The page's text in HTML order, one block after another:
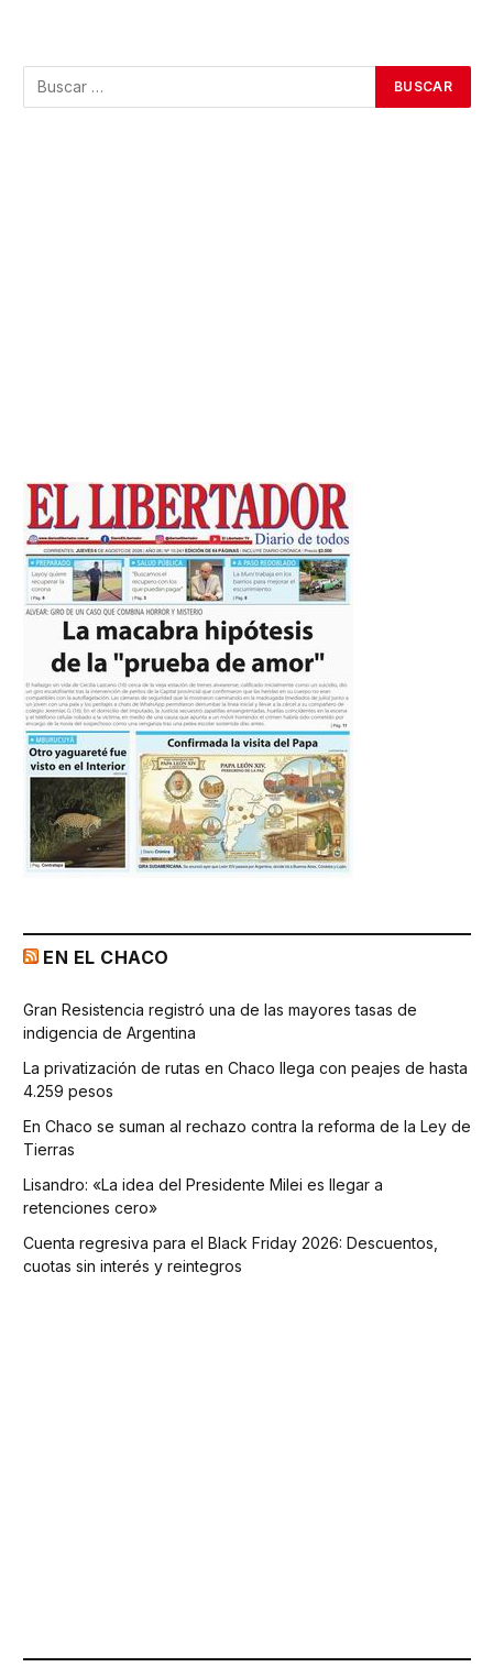
EN EL CHACO
Gran Resistencia registró una de las mayores tasas de
indigencia de Argentina
La privatización de rutas en Chaco llega con peajes de hasta
4.259 pesos
En Chaco se suman al rechazo contra la reforma de la Ley de
Tierras
Lisandro: «La idea del Presidente Milei es llegar a
retenciones cero»
Cuenta regresiva para el Black Friday 2026: Descuentos,
cuotas sin interés y reintegros